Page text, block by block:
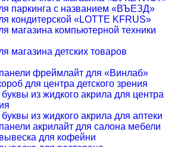
паркинга с названием «ВЪЕЗД»
кондитерской «LOTTE KFRUS»
магазина компьютерной техники
магазина детских товаров
фреймлайт для «Винлаб»
для центра детского зрения
из жидкого акрила для центра
из жидкого акрила для аптеки
акрилайт для салона мебели
для кофейни